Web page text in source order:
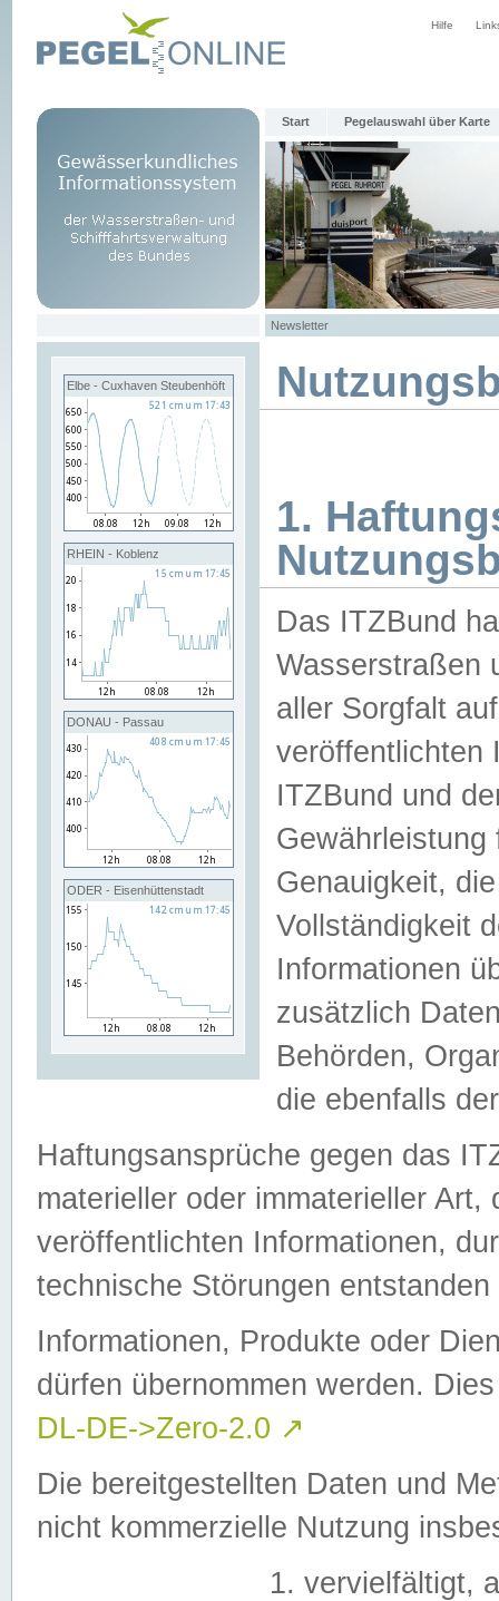
Hilfe
Start Pegelauswahl über Karte
Newsletter
Elbe - Cuxhaven Steubenhöft
RHEIN - Koblenz
DONAU - Passau
ODER - Eisenhüttenstadt
1.
Das ITZBund
Wasserstraßen
aller Sorgfalt
veröffentlichten
ITZBund und
Genauigkeit,
Vollständigkeit
Informationen
zusätzlich
Behörden,
die ebenfalls
Haftungsansprüche gegen das
materieller oder immaterieller
veröffentlichten Informationen,
technische Störungen
Informationen, Produkte oder
dürfen übernommen werden.
DL-DE->Zero-2.0 ↗
Die bereitgestellten Daten und
nicht kommerzielle Nutzung
vervielfältigt,